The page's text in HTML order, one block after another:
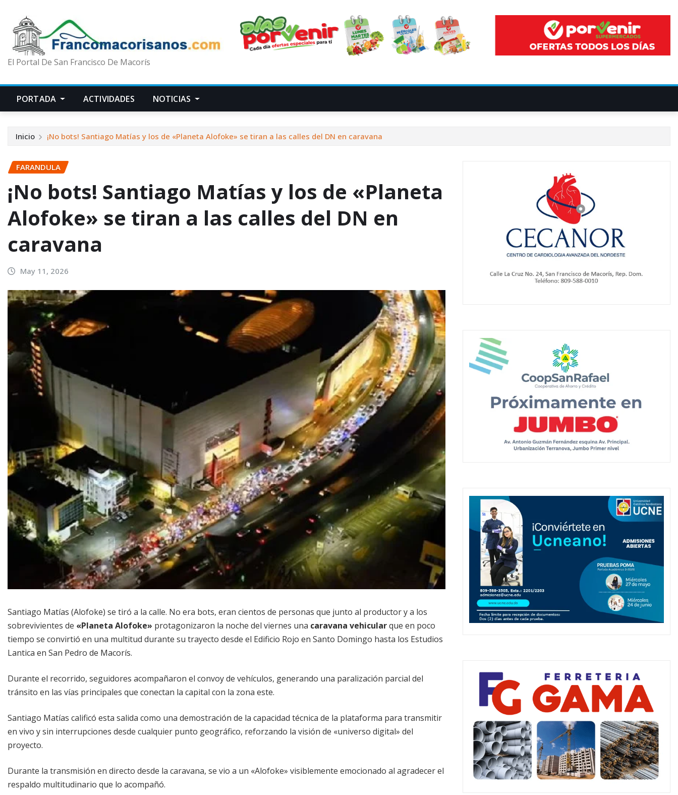
El Portal De San Francisco De Macorís
PORTADA ACTIVIDADES NOTICIAS
Inicio ¡No bots! Santiago Matías y los de «Planeta Alofoke» se tiran a las calles del DN en caravana
FARANDULA
¡No bots! Santiago Matías y los de «Planeta
Alofoke» se tiran a las calles del DN en
caravana
May 11, 2026
Santiago Matías (Alofoke) se tiró a la calle. No era bots, eran cientos de personas que junto al productor y a los
sobrevivientes de «Planeta Alofoke» protagonizaron la noche del viernes una caravana vehicularque en poco
tiempo se convirtió en una multitud durante su trayecto desde el Edificio Rojo en Santo Domingo hasta los Estudios
Lantica en San Pedro de Macorís.
Durante el recorrido, seguidores acompañaron el convoy de vehículos, generando una paralización parcial del
tránsito en las vías principales que conectan la capital con la zona este.
Santiago Matías calificó esta salida como una demostración de la capacidad técnica de la plataforma para transmitir
en vivo y sin interrupciones desde cualquier punto geográfico, reforzando la visión de «universo digital» del
proyecto.
Durante la transmisión en directo desde la caravana, se vio a un «Alofoke» visiblemente emocionado al agradecer el
respaldo multitudinario que lo acompañó.